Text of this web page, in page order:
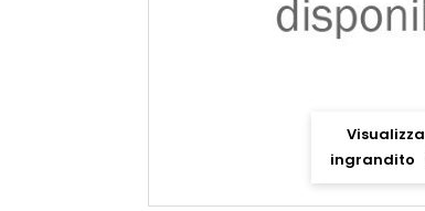
Visualizza
ingrandito